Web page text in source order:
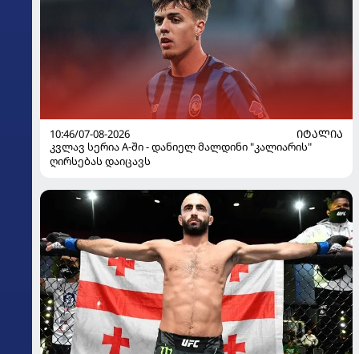
10:46/07-08-2026
ᲘᲢᲐᲚᲘᲐ
კვლავ სერია A-ში - დანიელ მალდინი "კალიარის"
ღირსებას დაიცავს